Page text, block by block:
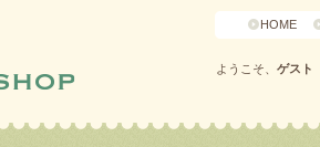
HOME
ようこそ、 ゲスト